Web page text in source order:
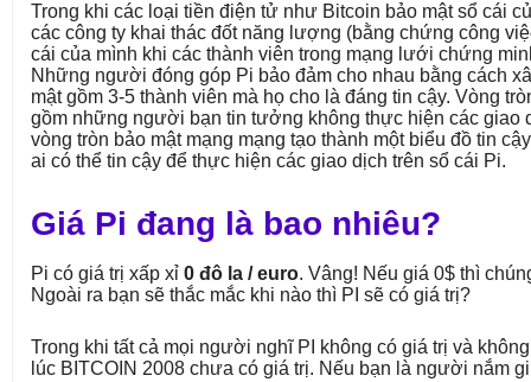
Trong khi các loại tiền điện tử như Bitcoin bảo mật sổ cái
các công ty khai thác đốt năng lượng (bằng chứng công
cái của mình khi các thành viên trong mạng lưới chứng
Những người đóng góp Pi bảo đảm cho nhau bằng cách
mật gồm 3-5 thành viên mà họ cho là đáng tin cậy. Vòng
gồm những người bạn tin tưởng không thực hiện các giao
vòng tròn bảo mật mạng mạng tạo thành một biểu đồ tin
ai có thể tin cậy để thực hiện các giao dịch trên sổ cái Pi.
Giá Pi đang là bao nhiêu?
Pi có giá trị xấp xỉ 0 đô la / euro. Vâng! Nếu giá 0$ thì
Ngoài ra bạn sẽ thắc mắc khi nào thì PI sẽ có giá trị?
Trong khi tất cả mọi người nghĩ PI không có giá trị và
lúc BITCOIN 2008 chưa có giá trị. Nếu bạn là người nắm